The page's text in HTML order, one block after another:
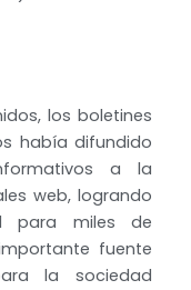
los boletines
había difundido
a la
web, logrando
para miles de
fuente
la sociedad